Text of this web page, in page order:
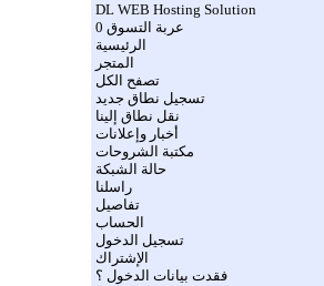
DL WEB Hosting Solution
0 عربة التسوق
الرئيسية
المتجر
تصفح الكل
تسجيل نطاق جديد
نقل نطاق إلينا
أخبار وإعلانات
مكتبة الشروحات
حالة الشبكة
راسلنا
تفاصيل
الحساب
تسجيل الدخول
الإشتراك
فقدت بيانات الدخول ؟